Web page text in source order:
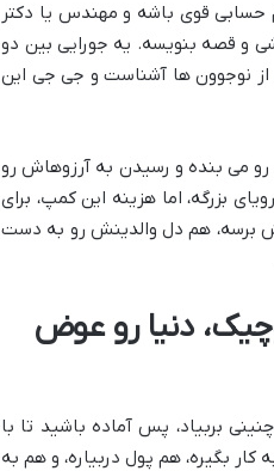
حسابی قوی باشه و مهندس یا دکتر
و قصه بنویسه. یه جورایی بین دو
از نوجوون ها آشناست و جی جی این
می بنده و رسیدن به آرزوهاش رو
بزرگه، اما هزینه این کمپ، برای
برسه، هم دل والدینش رو به دست
دنیا رو عوض
بربیاد، پس آماده باشید تا با
بگیره، هم پول دربیاره، و هم به